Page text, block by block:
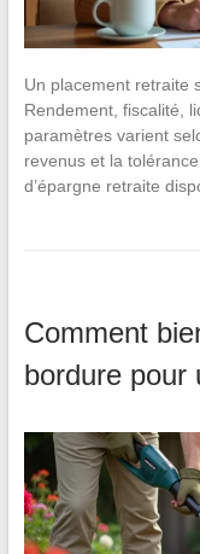
Un placement retraite
Rendement, fiscalité,
paramètres varient
revenus et la
d’épargne retraite
Comment
bordure pour